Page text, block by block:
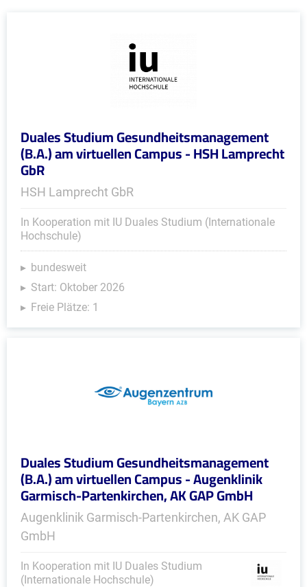
Duales Studium Gesundheitsmanagement
(B.A.) am virtuellen Campus - HSH Lamprecht
GbR
HSH Lamprecht GbR
In Kooperation mit IU Duales Studium (Internationale
Hochschule)
bundesweit
Start: Oktober 2026
Freie Plätze: 1
Duales Studium Gesundheitsmanagement
(B.A.) am virtuellen Campus - Augenklinik
Garmisch-Partenkirchen, AK GAP GmbH
Augenklinik Garmisch-Partenkirchen, AK GAP
GmbH
In Kooperation mit IU Duales Studium
(Internationale Hochschule)